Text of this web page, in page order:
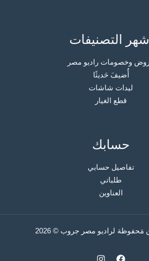
التصنيفات
وخصومات راديو مصر
أُضيفَ حَديثًا
ليدات شاشات
قطع الغيار
حسابك
تفاصيل حسابي
طلباتي
العناوين
لراديو مصر جروب © 2026